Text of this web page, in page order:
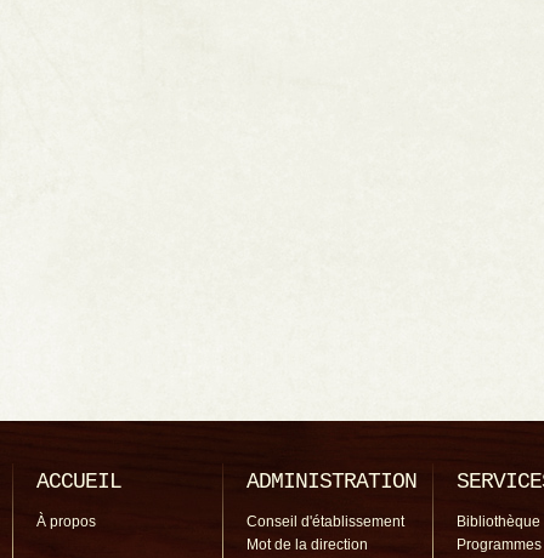
ACCUEIL
À propos
ADMINISTRATION
Conseil d'établissement
Mot de la direction
Bibliothèque
Programmes